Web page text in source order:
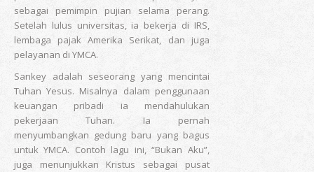
sebagai pemimpin pujian selama perang.
Setelah lulus universitas, ia bekerja di IRS,
lembaga pajak Amerika Serikat, dan juga
pelayanan di YMCA.
Sankey adalah seseorang yang mencintai
Tuhan Yesus. Misalnya dalam penggunaan
keuangan pribadi ia mendahulukan
pekerjaan Tuhan. Ia pernah
menyumbangkan gedung baru yang bagus
untuk YMCA. Contoh lagu ini, “Bukan Aku”,
juga menunjukkan Kristus sebagai pusat